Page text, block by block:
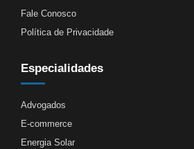
Fale Conosco
Política de Privacidade
Especialidades
Advogados
E-commerce
Energia Solar